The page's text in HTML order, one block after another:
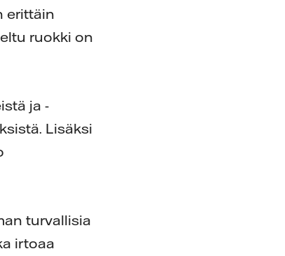
erittäin
ruokki on
ja -
Lisäksi
turvallisia
irtoaa